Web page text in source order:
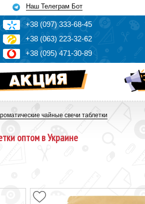
Наш Телеграм Бот
+38 (097)333-68-45
+38 (063) 223-32-62
+38 (095) 471-30-89
чайные свечи таблетки
оптом в Украине